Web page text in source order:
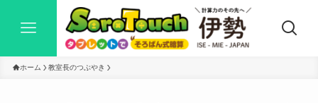
ホーム 教室長のつぶやき